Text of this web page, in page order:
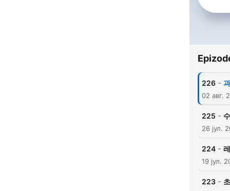
226 -
02 авг.
225 -
26 јул.
224 -
19 јул.
223 -